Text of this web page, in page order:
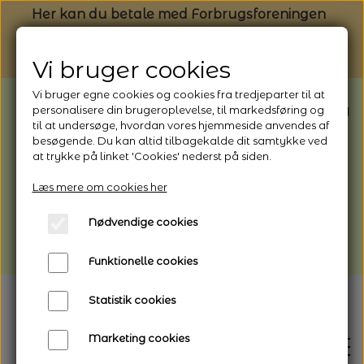
Her kan du betale med Forbrugsforeningen
BEMÆRK: Butikken har ferielukket* fra
1/8 - 9/8 - 2026
*Webshoppen er åben og sender hele
afhentning
Vi gør opmærksom på, at der kan være lidt
længere leveringstid
Vi bruger cookies
Vi bruger egne cookies og cookies fra tredjeparter til at
personalisere din brugeroplevelse, til markedsføring og
til at undersøge, hvordan vores hjemmeside anvendes af
besøgende. Du kan altid tilbagekalde dit samtykke ved
at trykke på linket 'Cookies' nederst på siden.
Læs mere om cookies her
Nødvendige cookies
Funktionelle cookies
Statistik cookies
Marketing cookies